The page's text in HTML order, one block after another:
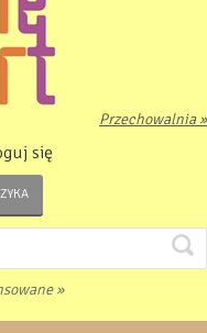
Przechowalnia »
się
»